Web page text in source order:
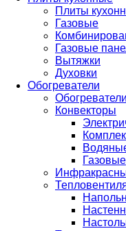
Плиты
Газовые
Газовые
Вытяжки
Духовки
Обогреватели
Обогреватели
Конвекторы
Газовые